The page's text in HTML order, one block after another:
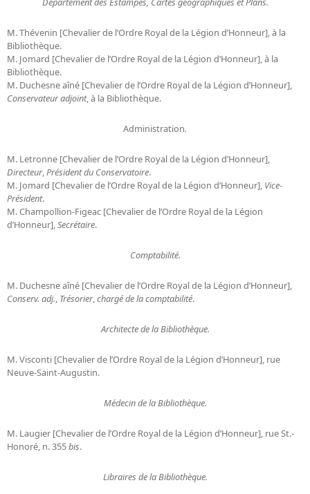
M. Thévenin [Chevalier de l’Ordre Royal de la Légion d’Honneur], à la
Bibliothèque.
M. Jomard [Chevalier de l’Ordre Royal de la Légion d’Honneur], à la
Bibliothèque.
M. Duchesne aîné [Chevalier de l’Ordre Royal de la Légion d’Honneur],
Conservateur adjoint, à la Bibliothèque.
Administration.
M. Letronne [Chevalier de l’Ordre Royal de la Légion d’Honneur],
Directeur,Président du Conservatoire.
M. Jomard [Chevalier de l’Ordre Royal de la Légion d’Honneur], Vice-
Président.
M. Champollion-Figeac [Chevalier de l’Ordre Royal de la Légion
d’Honneur],Secrétaire.
Comptabilité.
M. Duchesne aîné [Chevalier de l’Ordre Royal de la Légion d’Honneur],
Conserv. adj., Trésorier,chargé de la comptabilité.
Architecte de la Bibliothèque.
M. Visconti [Chevalier de l’Ordre Royal de la Légion d’Honneur], rue
Neuve-Saint-Augustin.
Médecin de la Bibliothèque.
M. Laugier [Chevalier de l’Ordre Royal de la Légion d’Honneur], rue St.-
Honoré, n. 355bis.
Libraires de la Bibliothèque.